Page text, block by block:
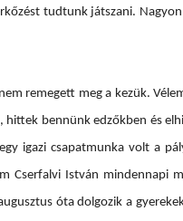
tudtunk játszani.
remegett meg a kezük.
bennünk edzőkben és
igazi csapatmunka volt a
Cserfalvi István mindennapi
óta dolgozik a